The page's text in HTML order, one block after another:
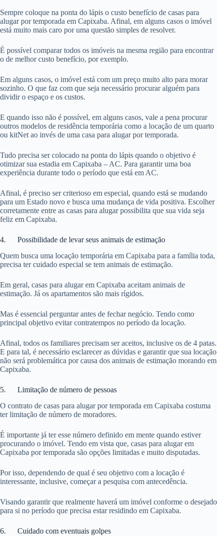
Sempre coloque na ponta do lápis o custo benefício de casas para
alugar por temporada em Capixaba. Afinal, em alguns casos o imóvel
está muito mais caro por uma questão simples de resolver.
É possível comparar todos os imóveis na mesma região para encontrar
o de melhor custo benefício, por exemplo.
Em alguns casos, o imóvel está com um preço muito alto para morar
sozinho. O que faz com que seja necessário procurar alguém para
dividir o espaço e os custos.
E quando isso não é possível, em alguns casos, vale a pena procurar
outros modelos de residência temporária como a locação de um quarto
ou kitNet ao invés de uma casa para alugar por temporada.
Tudo precisa ser colocado na ponta do lápis quando o objetivo é
otimizar sua estadia em Capixaba – AC. Para garantir uma boa
experiência durante todo o período que está em AC.
Afinal, é preciso ser criterioso em especial, quando está se mudando
para um Estado novo e busca uma mudança de vida positiva. Escolher
corretamente entre as casas para alugar possibilita que sua vida seja
feliz em Capixaba.
4. Possibilidade de levar seus animais de estimação
Quem busca uma locação temporária em Capixaba para a família toda,
precisa ter cuidado especial se tem animais de estimação.
Em geral, casas para alugar em Capixaba aceitam animais de
estimação. Já os apartamentos são mais rígidos.
Mas é essencial perguntar antes de fechar negócio. Tendo como
principal objetivo evitar contratempos no período da locação.
Afinal, todos os familiares precisam ser aceitos, inclusive os de 4 patas.
E para tal, é necessário esclarecer as dúvidas e garantir que sua locação
não será problemática por causa dos animais de estimação morando em
Capixaba.
5. Limitação de número de pessoas
O contrato de casas para alugar por temporada em Capixaba costuma
ter limitação de número de moradores.
É importante já ter esse número definido em mente quando estiver
procurando o imóvel. Tendo em vista que, casas para alugar em
Capixaba por temporada são opções limitadas e muito disputadas.
Por isso, dependendo de qual é seu objetivo com a locação é
interessante, inclusive, começar a pesquisa com antecedência.
Visando garantir que realmente haverá um imóvel conforme o desejado
para si no período que precisa estar residindo em Capixaba.
6. Cuidado com eventuais golpes